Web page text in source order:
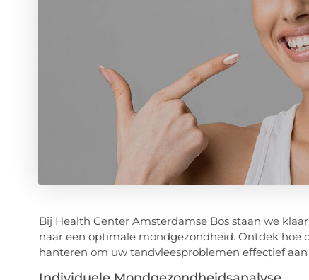
Bij Health Center Amsterdamse Bos staan we
naar een optimale mondgezondheid. Ontdek hoe
hanteren om uw tandvleesproblemen effectief